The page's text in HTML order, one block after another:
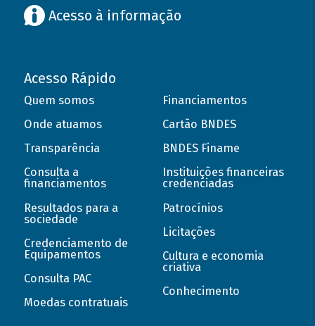
Acesso à informação
Acesso Rápido
Quem somos
Onde atuamos
Transparência
Consulta a
financiamentos
Resultados para a
sociedade
Credenciamento de
Equipamentos
Consulta PAC
Moedas contratuais
Financiamentos
Cartão BNDES
BNDES Finame
Instituições financeiras
credenciadas
Patrocínios
Licitações
Cultura e economia
criativa
Conhecimento